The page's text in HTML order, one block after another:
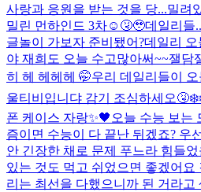
사랑과 응원을 받는 것을 당...밀려
밀린 먼하인드 3차☺️🤧🥹데일리들
글놀이 가보자 준비됐어?데일리 오
야 재희도 오늘 수고많아써~~잴담
히 헤 헤헤헤 🤭우리 데일리들이
울티비입니댜 감기 조심하세오
폰 케이스 자랑✨🖤 오늘 수능 보는
즘이면 수능이 다 끝난 뒤겠죠? 우
안 긴장한 채로 문제 푸느라 힘들
있는 것도 먹고 쉬었으면 좋겠어요
리는 최선을 다했으니까 된 거라고